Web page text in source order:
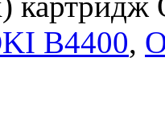
B4400,